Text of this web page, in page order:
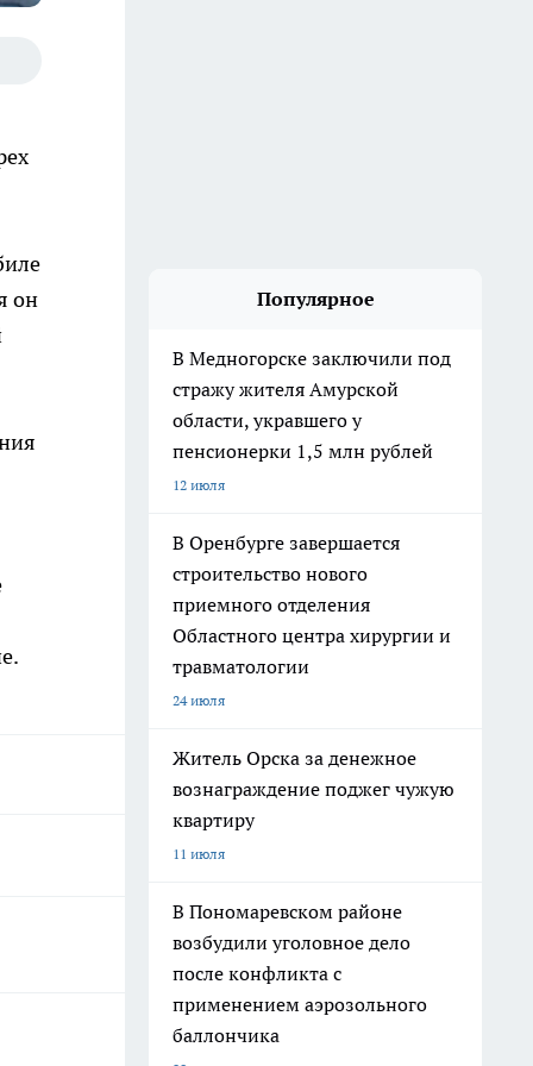
он
Популярное
В Медногорске заключили под
стражу жителя Амурской
области, укравшего у
пенсионерки 1,5 млн рублей
12 июля
В Оренбурге завершается
строительство нового
приемного отделения
Областного центра хирургии и
травматологии
24 июля
Житель Орска за денежное
вознаграждение поджег чужую
квартиру
11 июля
В Пономаревском районе
возбудили уголовное дело
после конфликта с
применением аэрозольного
баллончика